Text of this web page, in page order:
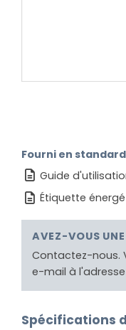
Fourni en standard
Guide
Étiquette
AVEZ-VOUS
Contactez-nous.
e-mail à l'adresse
Spécifications